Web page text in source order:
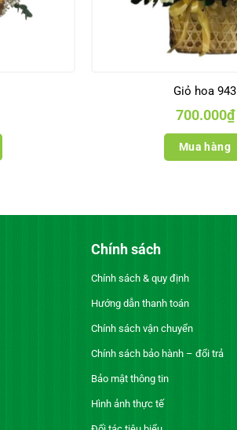
Giỏ hoa 943
700.000₫
Mua hàng
Chính sách
Chính sách & quy định
Hướng dẫn thanh toán
Chính sách vận chuyển
Chính sách bảo hành – đổi trả
Bảo mật thông tin
Hình ảnh thực tế